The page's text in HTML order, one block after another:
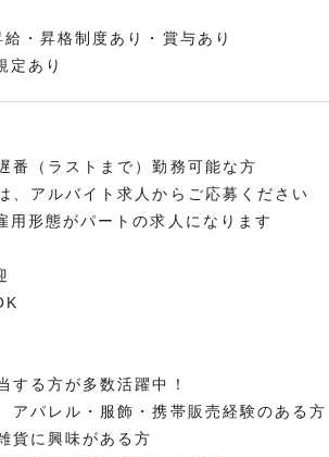
・昇格制度あり・賞与あり
あり
番（ラストまで）勤務可能な方
、アルバイト求人からご応募ください
用形態がパートの求人になります
る方が多数活躍中！
アパレル・服飾・携帯販売経験のある方
貨に興味がある方